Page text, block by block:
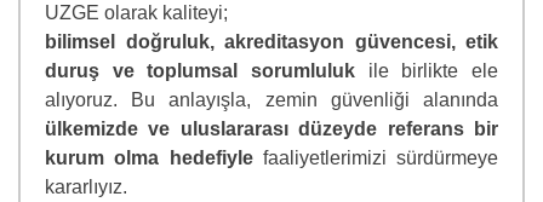
UZGE olarak kaliteyi;
bilimsel doğruluk, akreditasyon güvencesi, etik
duruş ve toplumsal sorumluluk ile birlikte ele
alıyoruz. Bu anlayışla, zemin güvenliği alanında
ülkemizde ve uluslararası düzeyde referans bir
kurum olma hedefiylefaaliyetlerimizi sürdürmeye
kararlıyız.